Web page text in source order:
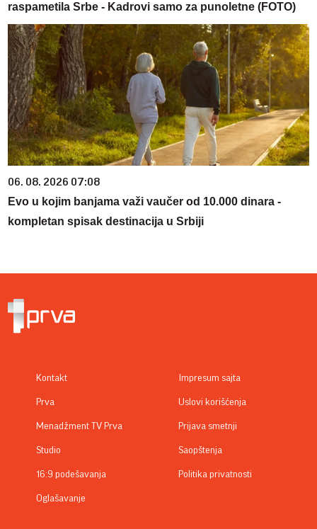
raspametila Srbe - Kadrovi samo za punoletne (FOTO)
06. 08. 2026 07:08
Evo u kojim banjama važi vaučer od 10.000 dinara -
kompletan spisak destinacija u Srbiji
Kontakt
Prva
Menadžment TV Prva
Studio
16:9 podešavanja
Oglašavanje
Impresum sajta
Uslovi korišćenja
Prijava smetnji
Saopštenja
Politika privatnosti